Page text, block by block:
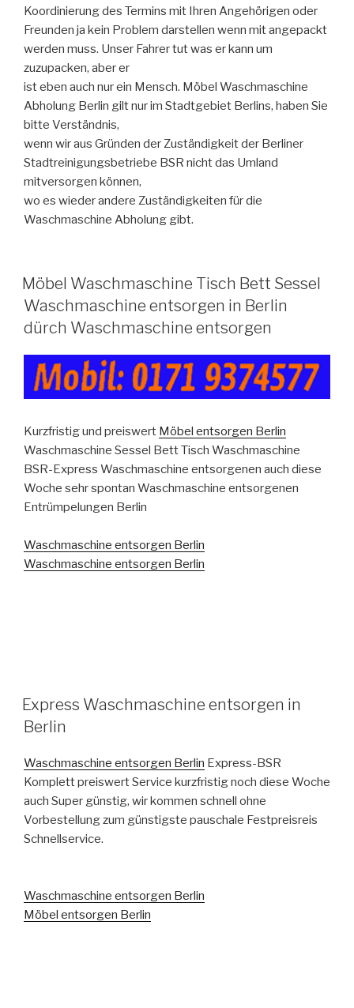
Koordinierung des Termins mit Ihren Angehörigen oder
Freunden ja kein Problem darstellen wenn mit angepackt
werden muss. Unser Fahrer tut was er kann um
zuzupacken, aber er
ist eben auch nur ein Mensch. Möbel Waschmaschine
Abholung Berlin gilt nur im Stadtgebiet Berlins, haben Sie
bitte Verständnis,
wenn wir aus Gründen der Zuständigkeit der Berliner
Stadtreinigungsbetriebe BSR nicht das Umland
mitversorgen können,
wo es wieder andere Zuständigkeiten für die
Waschmaschine Abholung gibt.
VERÖFFENTLICHT
AM
Möbel Waschmaschine Tisch Bett Sessel
Waschmaschine entsorgen in Berlin
dürch Waschmaschine entsorgen
Kurzfristig und preiswert Möbel entsorgen Berlin
Waschmaschine Sessel Bett Tisch Waschmaschine
BSR-Express Waschmaschine entsorgenen auch diese
Woche sehr spontan Waschmaschine entsorgenen
Entrümpelungen Berlin
Waschmaschine entsorgen Berlin
Waschmaschine entsorgen Berlin
VERÖFFENTLICHT
AM
Express Waschmaschine entsorgen in
Berlin
Waschmaschine entsorgen Berlin Express-BSR
Komplett preiswert Service kurzfristig noch diese Woche
auch Super günstig, wir kommen schnell ohne
Vorbestellung zum günstigste pauschale Festpreisreis
Schnellservice.
Waschmaschine entsorgen Berlin
Möbel entsorgen Berlin